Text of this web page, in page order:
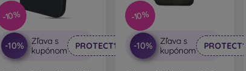
-10%
-10%
Zľava s
kupónom
PROTECT10
-10%
-10%
Zľava s
kupónom
PROTECT10